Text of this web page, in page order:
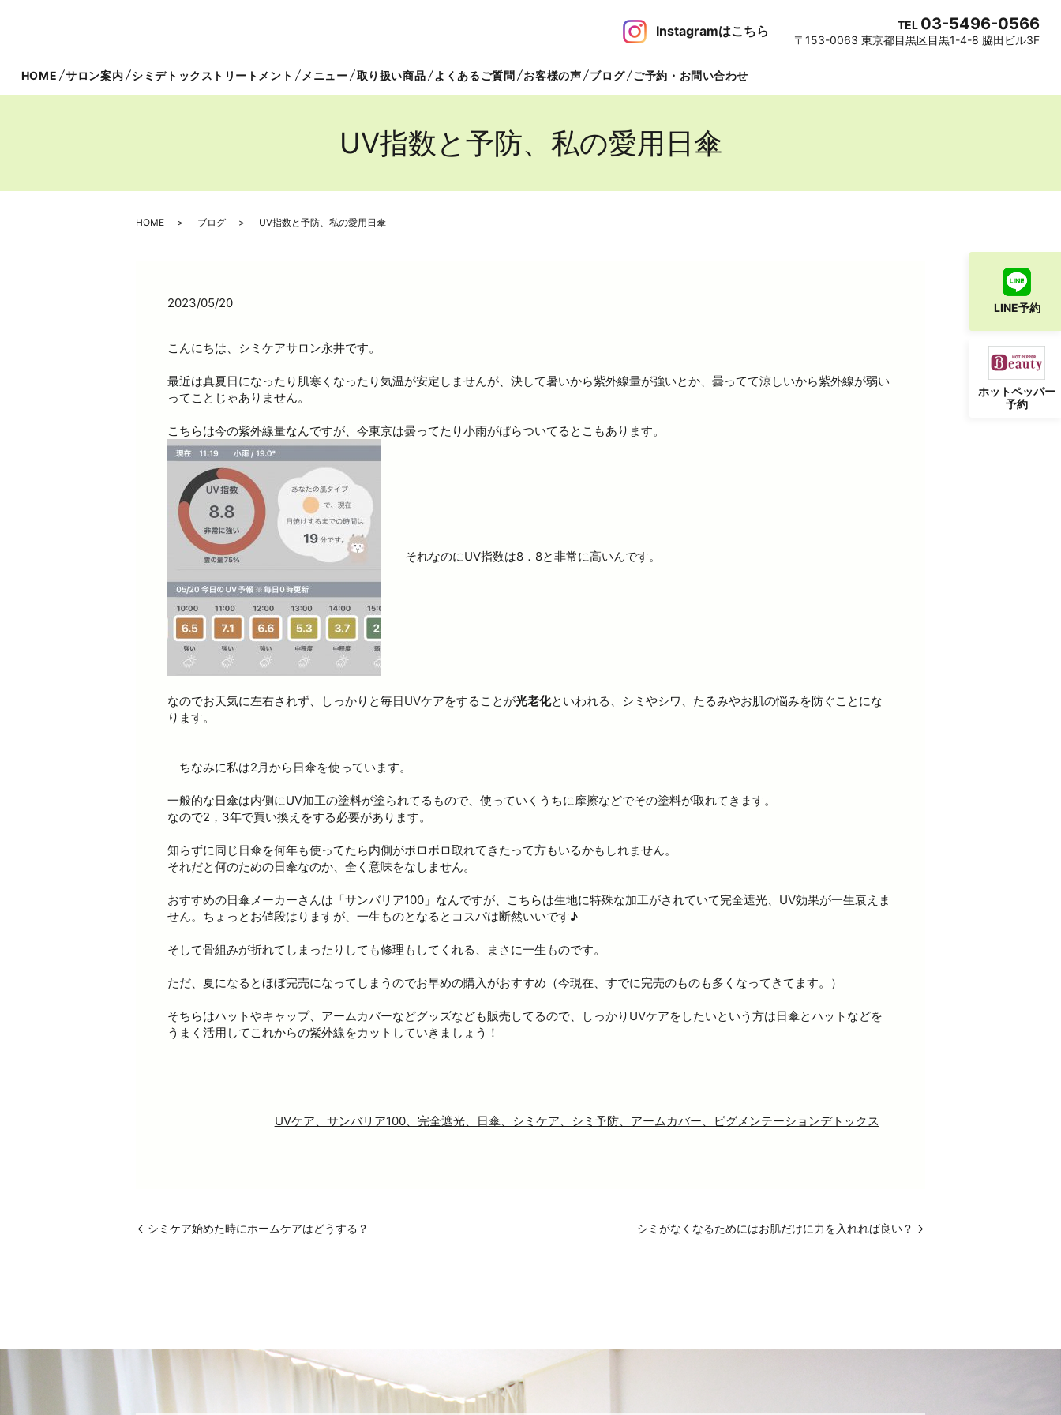
HOME サロン案内 シミデトックストリートメント メニュー 取り扱い商品 よくあるご質問 お客様の声 ブログ ご予約・お問い合わせ
Instagramはこちら TEL 03-5496-0566
〒153-0063 東京都目黒区目黒1-4-8 脇田ビル3F
LINE予約
ホットペッパー
予約
UV指数と予防、私の愛用日傘
HOME ブログ UV指数と予防、私の愛用日傘
2023/05/20
こんにちは、シミケアサロン永井です。
最近は真夏日になったり肌寒くなったり気温が安定しませんが、決して暑いから紫外線量が強いとか、曇ってて涼しいから紫外線が弱い
ってことじゃありません。
こちらは今の紫外線量なんですが、今東京は曇ってたり小雨がぱらついてるとこもあります。
それなのにUV指数は8．8と非常に高いんです。
なのでお天気に左右されず、しっかりと毎日UVケアをすることが光老化といわれる、シミやシワ、たるみやお肌の悩みを防ぐことにな
ります。
ちなみに私は2月から日傘を使っています。
一般的な日傘は内側にUV加工の塗料が塗られてるもので、使っていくうちに摩擦などでその塗料が取れてきます。
なので2，3年で買い換えをする必要があります。
知らずに同じ日傘を何年も使ってたら内側がボロボロ取れてきたって方もいるかもしれません。
それだと何のための日傘なのか、全く意味をなしません。
おすすめの日傘メーカーさんは「サンバリア100」なんですが、こちらは生地に特殊な加工がされていて完全遮光、UV効果が一生衰えま
せん。ちょっとお値段はりますが、一生ものとなるとコスパは断然いいです♪
そして骨組みが折れてしまったりしても修理もしてくれる、まさに一生ものです。
ただ、夏になるとほぼ完売になってしまうのでお早めの購入がおすすめ（今現在、すでに完売のものも多くなってきてます。）
そちらはハットやキャップ、アームカバーなどグッズなども販売してるので、しっかりUVケアをしたいという方は日傘とハットなどを
うまく活用してこれからの紫外線をカットしていきましょう！
UVケア、サンバリア100、完全遮光、日傘、シミケア、シミ予防、アームカバー、ピグメンテーションデトックス
シミケア始めた時にホームケアはどうする？ シミがなくなるためにはお肌だけに力を入れれば良い？